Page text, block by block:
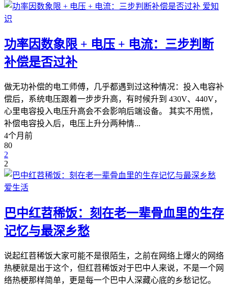
爱知
识
功率因数象限 + 电压 + 电流：三步判断
补偿是否过补
做无功补偿的电工师傅，几乎都遇到过这种情况：投入电容补
偿后，系统电压跟着一步步升高，有时候升到 430V、440V，
心里电容投入电压升高会不会影响后端设备。 其实不用慌，
补偿电容投入后，电压上升分两种情...
4个月前
80
2
2
爱生活
巴中红苕稀饭：刻在老一辈骨血里的生存
记忆与最深乡愁
说起红苕稀饭大家可能不是很陌生，之前在网络上爆火的网络
热梗就是出于这个，但红苕稀饭对于巴中人来说，不是一个网
络热梗那样简单，更是每一个巴中人深藏心底的乡愁记忆。